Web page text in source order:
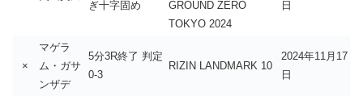
ぎ十字固め
GROUND ZERO
TOKYO 2024
日
×
マゲラ
ム・ガサ
ンザデ
5分3R終了 判定
0-3
RIZIN LANDMARK 10
2024年11月17
日